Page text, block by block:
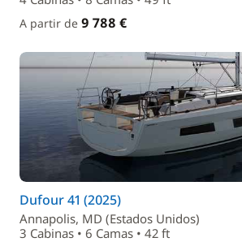
A partir de 9 788 €
Dufour 41 (2025)
Annapolis, MD (Estados Unidos)
3 Cabinas • 6 Camas • 42 ft